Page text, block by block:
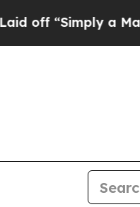
“Simply a Math